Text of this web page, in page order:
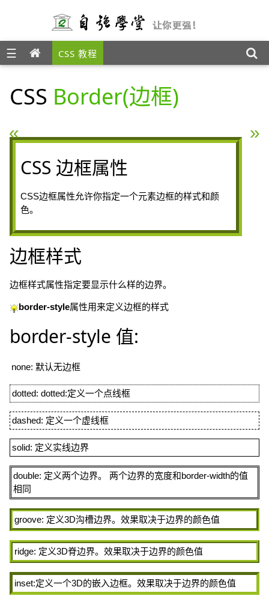
☰ CSS 教程
CSS Border(边框)
« CSS 框模型 CSS 轮廓（outline）属
CSS 边框属性
CSS边框属性允许你指定一个元素边框的样式和颜
色。
边框样式
边框样式属性指定要显示什么样的边界。
border-style属性用来定义边框的样式
border-style 值:
none: 默认无边框
dotted: dotted:定义一个点线框
dashed: 定义一个虚线框
solid: 定义实线边界
double: 定义两个边界。 两个边界的宽度和border-width的值
相同
groove: 定义3D沟槽边界。效果取决于边界的颜色值
ridge: 定义3D脊边界。效果取决于边界的颜色值
inset:定义一个3D的嵌入边框。效果取决于边界的颜色值